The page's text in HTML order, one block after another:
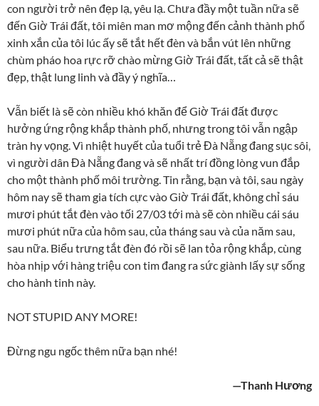
con người trở nên đẹp lạ, yêu lạ. Chưa đầy một tuần nữa sẽ
đến Giờ Trái đất, tôi miên man mơ mộng đến cảnh thành phố
xinh xắn của tôi lúc ấy sẽ tắt hết đèn và bắn vút lên những
chùm pháo hoa rực rỡ chào mừng Giờ Trái đất, tất cả sẽ thật
đẹp, thật lung linh và đầy ý nghĩa…
Vẫn biết là sẽ còn nhiều khó khăn để Giờ Trái đất được
hưởng ứng rộng khắp thành phố, nhưng trong tôi vẫn ngập
tràn hy vọng. Vì nhiệt huyết của tuổi trẻ Đà Nẵng đang sục sôi,
vì người dân Đà Nẵng đang và sẽ nhất trí đồng lòng vun đắp
cho một thành phố môi trường. Tin rằng, bạn và tôi, sau ngày
hôm nay sẽ tham gia tích cực vào Giờ Trái đất, không chỉ sáu
mươi phút tắt đèn vào tối 27/03 tới mà sẽ còn nhiều cái sáu
mươi phút nữa của hôm sau, của tháng sau và của năm sau,
sau nữa. Biểu trưng tắt đèn đó rồi sẽ lan tỏa rộng khắp, cùng
hòa nhịp với hàng triệu con tim đang ra sức giành lấy sự sống
cho hành tinh này.
NOT STUPID ANY MORE!
Đừng ngu ngốc thêm nữa bạn nhé!
—Thanh Hương